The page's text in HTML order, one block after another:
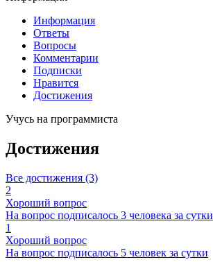
Информация
Ответы
Вопросы
Комментарии
Подписки
Нравится
Достижения
Учусь на программиста
Достижения
Все достижения (3)
2
Хороший вопрос
На вопрос подписалось 3 человека за сутки
1
Хороший вопрос
На вопрос подписалось 5 человек за сутки